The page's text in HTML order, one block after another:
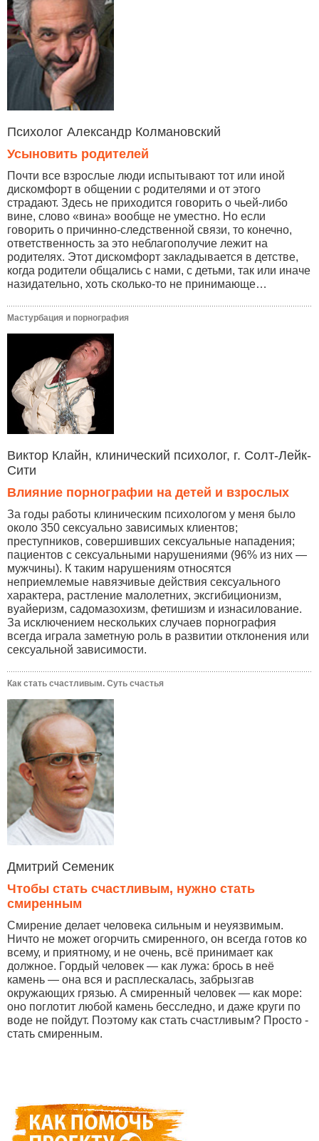
Психолог Александр Колмановский
Усыновить родителей
Почти все взрослые люди испытывают тот или иной
дискомфорт в общении с родителями и от этого
страдают. Здесь не приходится говорить о чьей-либо
вине, слово «вина» вообще не уместно. Но если
говорить о причинно-следственной связи, то конечно,
ответственность за это неблагополучие лежит на
родителях. Этот дискомфорт закладывается в детстве,
когда родители общались с нами, с детьми, так или иначе
назидательно, хоть сколько-то не принимающе…
Мастурбация и порнография
Виктор Клайн, клинический психолог, г. Солт-Лейк-
Сити
Влияние порнографии на детей и взрослых
За годы работы клиническим психологом у меня было
около 350 сексуально зависимых клиентов;
преступников, совершивших сексуальные нападения;
пациентов с сексуальными нарушениями (96% из них —
мужчины). К таким нарушениям относятся
неприемлемые навязчивые действия сексуального
характера, растление малолетних, эксгибиционизм,
вуайеризм, садомазохизм, фетишизм и изнасилование.
За исключением нескольких случаев порнография
всегда играла заметную роль в развитии отклонения или
сексуальной зависимости.
Как стать счастливым. Суть счастья
Дмитрий Семеник
Чтобы стать счастливым, нужно стать
смиренным
Смирение делает человека сильным и неуязвимым.
Ничто не может огорчить смиренного, он всегда готов ко
всему, и приятному, и не очень, всё принимает как
должное. Гордый человек — как лужа: брось в неё
камень — она вся и расплескалась, забрызгав
окружающих грязью. А смиренный человек — как море:
оно поглотит любой камень бесследно, и даже круги по
воде не пойдут. Поэтому как стать счастливым? Просто -
стать смиренным.